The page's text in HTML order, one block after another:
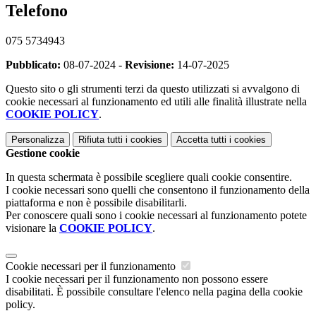
Telefono
075 5734943
Pubblicato: 08-07-2024 - Revisione: 14-07-2025
Questo sito o gli strumenti terzi da questo utilizzati si avvalgono di
cookie necessari al funzionamento ed utili alle finalità illustrate nella
COOKIE POLICY.
Personalizza Rifiuta tutti i cookies Accetta tutti i cookies
Gestione cookie
In questa schermata è possibile scegliere quali cookie consentire.
I cookie necessari sono quelli che consentono il funzionamento della
piattaforma e non è possibile disabilitarli.
Per conoscere quali sono i cookie necessari al funzionamento potete
visionare la COOKIE POLICY.
Cookie necessari per il funzionamento
I cookie necessari per il funzionamento non possono essere
disabilitati. È possibile consultare l'elenco nella pagina della cookie
policy.